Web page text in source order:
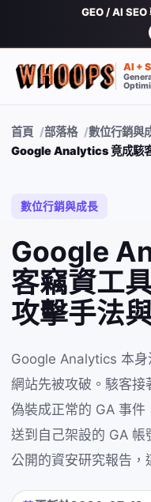
GEO / AI SEO
AI +
首頁 部落格
數位行銷與
Google Analytics 竟成駭
數位行銷與成長
Google
客竊資工
攻擊手法
Google Analytics 本身
網站先被攻破。駭客
偽裝成正常的 GA 事
送到自己架設的 GA
公開的資安研究報告